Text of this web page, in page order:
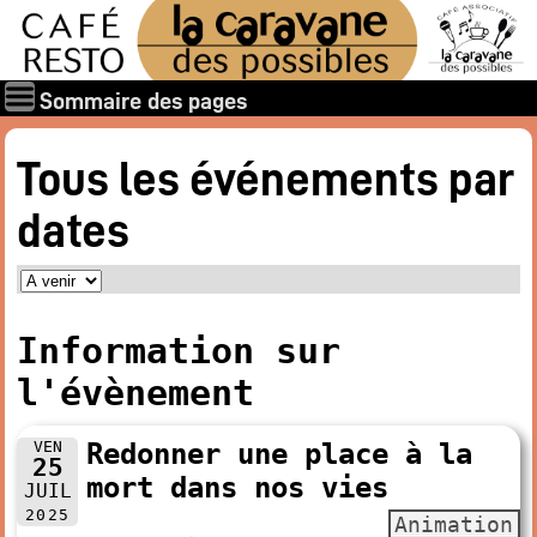
Sommaire des pages
Qui sommes-nous ?
Les associations
Rapports et documents
Les membres
Les valeurs de la Caravane des Possibles
Nos amis
Nos soutiens
Galerie des photos
Boire et manger
Horaires d’ouverture
Tous les événements par
dates
Information sur
l'évènement
VEN
25
JUIL
2025
Redonner une place à la
mort dans nos vies
Animation